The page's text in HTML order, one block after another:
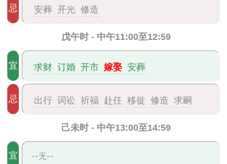
忌 安葬 开光 修造
戊午时 - 中午11:00至12:59
宜 求财 订婚 开市 嫁娶 安葬
忌 出行 词讼 祈福 赴任 移徙 修造 求嗣
己未时 - 中午13:00至14:59
宜 --无--